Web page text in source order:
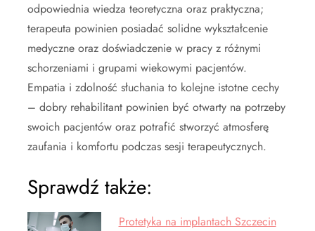
odpowiednia wiedza teoretyczna oraz praktyczna;
terapeuta powinien posiadać solidne wykształcenie
medyczne oraz doświadczenie w pracy z różnymi
schorzeniami i grupami wiekowymi pacjentów.
Empatia i zdolność słuchania to kolejne istotne cechy
– dobry rehabilitant powinien być otwarty na potrzeby
swoich pacjentów oraz potrafić stworzyć atmosferę
zaufania i komfortu podczas sesji terapeutycznych.
Sprawdź także:
Protetyka na implantach Szczecin